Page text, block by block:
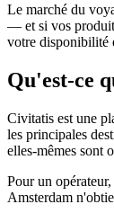
Le marché du
— et si vos
votre disponibilité
Qu'est-ce
Civitatis est une
les principales
elles-mêmes sont
Pour un
Amsterdam